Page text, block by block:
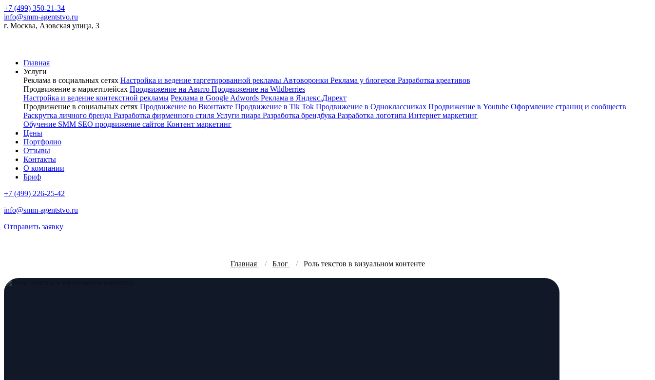
+7 (499) 350-21-34
info@smm-agentstvo.ru
г. Москва, Азовская улица, 3
Главная
Услуги
Реклама в социальных сетях Настройка и ведение таргетированной рекламы Автоворонки Реклама у блогеров Разработка креативов
Продвижение в маркетплейсах Продвижение на Авито Продвижение на Wildberries
Настройка и ведение контекстной рекламы Реклама в Google Adwords Реклама в Яндекс.Директ
Продвижение в социальных сетях Продвижение во Вконтакте Продвижение в Tik Tok Продвижение в Одноклассниках Продвижение в Youtube Оформление страниц и сообществ
Раскрутка личного бренда Разработка фирменного стиля Услуги пиара Разработка брендбука Разработка логотипа Интернет маркетинг
Обучение SMM SEO продвижение сайтов Контент маркетинг
Цены
Портфолио
Отзывы
Контакты
О компании
Бриф
+7 (499) 226-25-42
info@smm-agentstvo.ru
Отправить заявку
Главная Блог Роль текстов в визуальном контенте